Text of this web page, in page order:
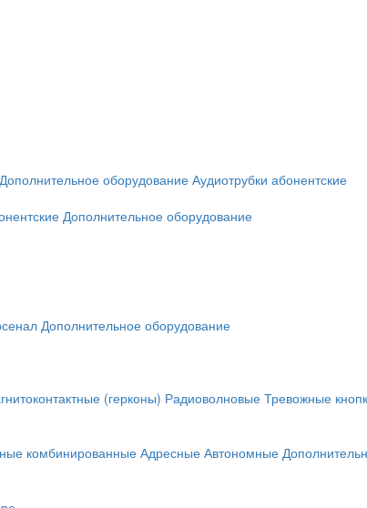
Дополнительное оборудование Аудиотрубки абонентские
Дополнительное оборудование
Дополнительное оборудование
(герконы) Радиоволновые Тревожные
комбинированные Адресные Автономные